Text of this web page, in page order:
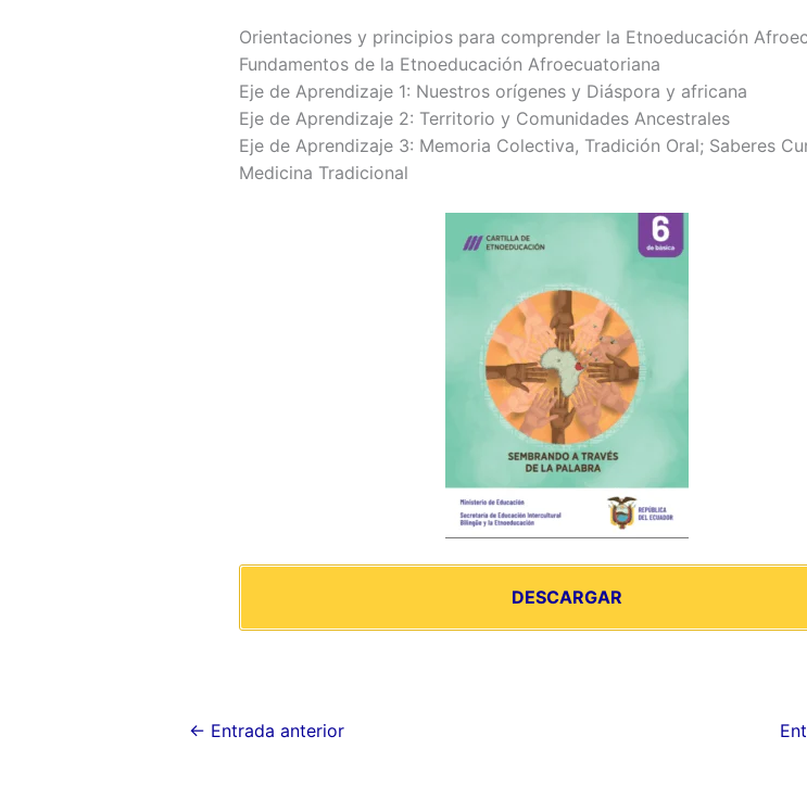
Orientaciones y principios para comprender la Etnoeducación
Fundamentos de la Etnoeducación Afroecuatoriana
Eje de Aprendizaje 1: Nuestros orígenes y Diáspora y africana
Eje de Aprendizaje 2: Territorio y Comunidades Ancestrales
Eje de Aprendizaje 3: Memoria Colectiva, Tradición Oral; Saberes
Medicina Tradicional
DESCARGAR
← Entrada anterior